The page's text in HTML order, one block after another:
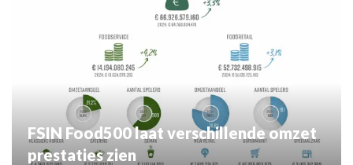
FSIN Food500 laat verschillende omzet
prestaties zien